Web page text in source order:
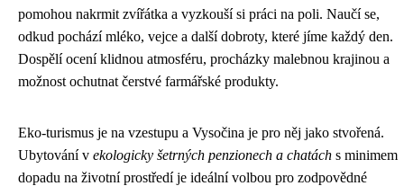
pomohou nakrmit zvířátka a vyzkouší si práci na poli. Naučí se,
odkud pochází mléko, vejce a další dobroty, které jíme každý den.
Dospělí ocení klidnou atmosféru, procházky malebnou krajinou a
možnost ochutnat čerstvé farmářské produkty.
Eko-turismus je na vzestupu a Vysočina je pro něj jako stvořená.
Ubytování v ekologicky šetrných penzionech a chatách s minimem
dopadu na životní prostředí je ideální volbou pro zodpovědné